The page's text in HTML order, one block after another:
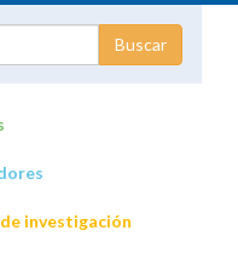
investigación